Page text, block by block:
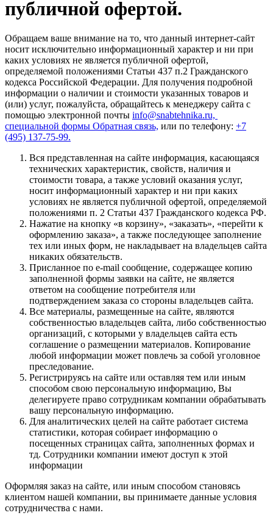
публичной офертой.
Обращаем ваше внимание на то, что данный интернет-сайт
носит исключительно информационный характер и ни при
каких условиях не является публичной офертой,
определяемой положениями Статьи 437 п.2 Гражданского
кодекса Российской Федерации. Для получения подробной
информации о наличии и стоимости указанных товаров и
(или) услуг, пожалуйста, обращайтесь к менеджеру сайта с
помощью электронной почты info@snabtehnika.ru,
специальной формы Обратная связь, или по телефону: +7
(495) 137-75-99.
Вся представленная на сайте информация, касающаяся
технических характеристик, свойств, наличия и
стоимости товара, а также условий оказания услуг,
носит информационный характер и ни при каких
условиях не является публичной офертой, определяемой
положениями п. 2 Статьи 437 Гражданского кодекса РФ.
Нажатие на кнопку «в корзину», «заказать», «перейти к
оформлению заказа», а также последующее заполнение
тех или иных форм, не накладывает на владельцев сайта
никаких обязательств.
Присланное по e-mail сообщение, содержащее копию
заполненной формы заявки на сайте, не является
ответом на сообщение потребителя или
подтверждением заказа со стороны владельцев сайта.
Все материалы, размещенные на сайте, являются
собственностью владельцев сайта, либо собственностью
организаций, с которыми у владельцев сайта есть
соглашение о размещении материалов. Копирование
любой информации может повлечь за собой уголовное
преследование.
Регистрируясь на сайте или оставляя тем или иным
способом свою персональную информацию, Вы
делегируете право сотрудникам компании обрабатывать
вашу персональную информацию.
Для аналитических целей на сайте работает система
статистики, которая собирает информацию о
посещенных страницах сайта, заполненных формах и
тд. Сотрудники компании имеют доступ к этой
информации
Оформляя заказ на сайте, или иным способом становясь
клиентом нашей компании, вы принимаете данные условия
сотрудничества с нами.